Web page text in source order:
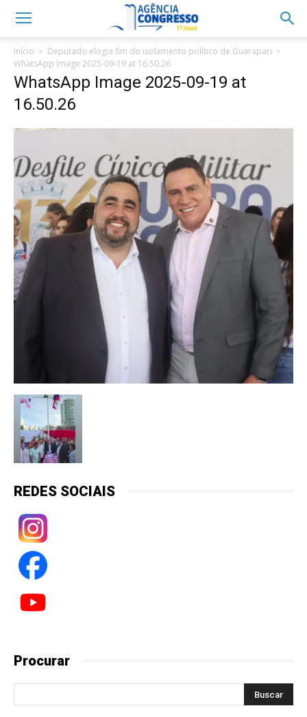
Início
Deputado elogia fim do isolamento político de Guarapari
WhatsApp Image 2025-09-19 at 16.50.26
WhatsApp Image 2025-09-19 at
16.50.26
REDES SOCIAIS
Procurar